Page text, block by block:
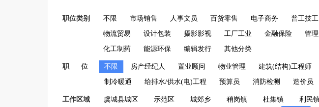
职位类别 不限 市场销售 人事文员 百货零售 电子商务 普工技工
物流贸易 设计包装 摄影影视 工厂工业 金融保险 管
化工制药 能源环保 编辑发行 其他分类
职 位 不限 房产经纪人 置业顾问 物业管理 建筑(结构)工程师
制冷暖通 给排水/供水(电)工程 预算员 消防检测 造价员
工作区域 虞城县城区 示范区 城郊乡 稍岗镇 杜集镇 利民